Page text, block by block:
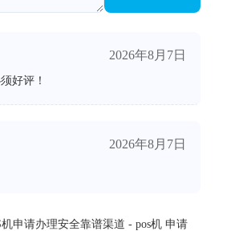
2026年8月7日
好评！
2026年8月7日
机申请办理安全靠谱渠道 - pos机 申请